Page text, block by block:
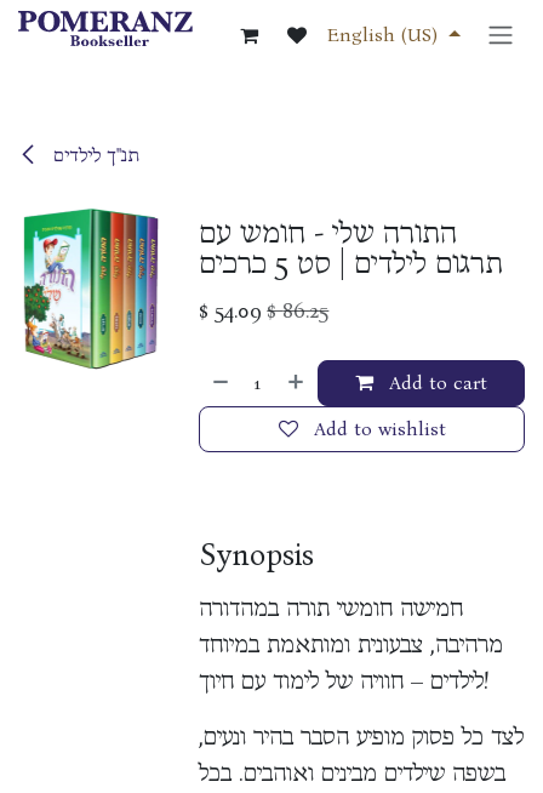
Skip to Content
English (US)
תנ"ך לילדים
התורה שלי - חומש עם
תרגום לילדים | סט 5 כרכים
$ 54.09 $86.25
Add to cart
Add to wishlist
Synopsis
חמישה חומשי תורה במהדורה
מרהיבה, צבעונית ומותאמת במיוחד
לילדים – חוויה של לימוד עם חיוך!
לצד כל פסוק מופיע הסבר בהיר ונעים,
בשפה שילדים מבינים ואוהבים. בכל